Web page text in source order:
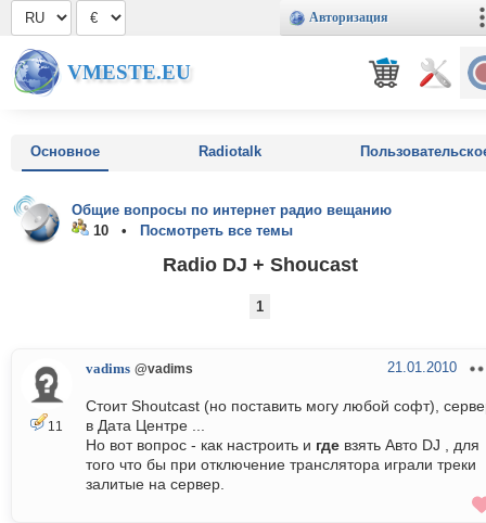
Авторизация
VMESTE.EU
Основное Radiotalk
Общие вопросы по интернет радио вещанию
10 •
Посмотреть все темы
Radio DJ + Shoucast
1
11
vadims @vadims 21.01.2010
Стоит Shoutcast (но поставить могу любой софт),
в Дата Центре ...
Но вот вопрос - как настроить и где взять Авто DJ , для
того что бы при отключение транслятора играли треки
залитые на сервер.